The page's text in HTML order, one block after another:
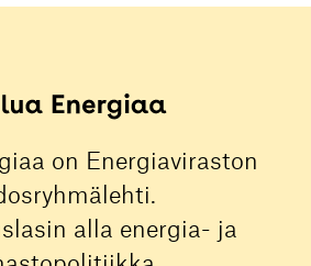
on Energiaviraston
alla energia- ja